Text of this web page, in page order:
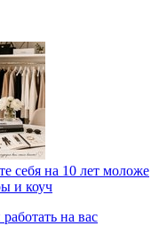
себя на 10 лет моложе
и коуч
на вас